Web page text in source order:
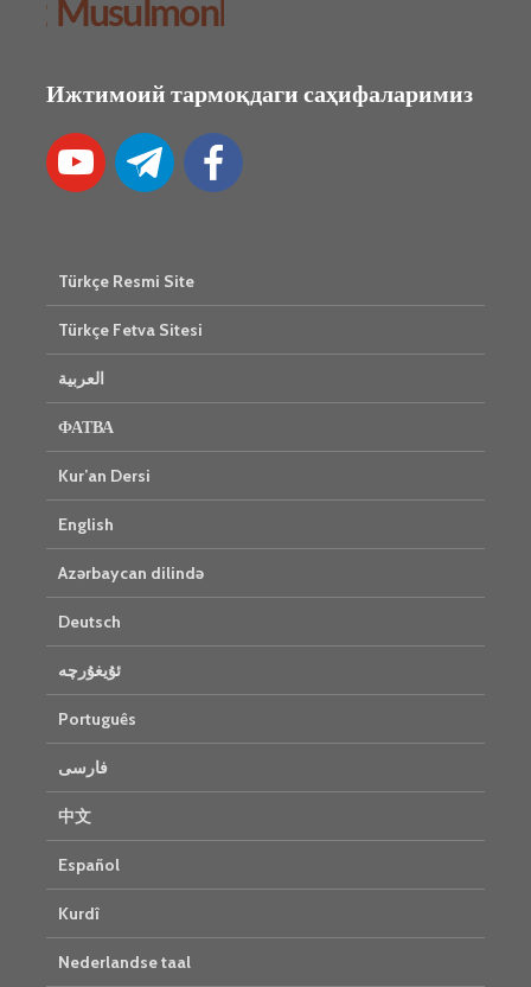
Ижтимоий тармоқдаги саҳифаларимиз
Türkçe Resmi Site
Türkçe Fetva Sitesi
العربية
ФАТВА
Kur’an Dersi
English
Azərbaycan dilində
Deutsch
ئۇيغۇرچە
Português
فارسی
中文
Español
Kurdî
Nederlandse taal